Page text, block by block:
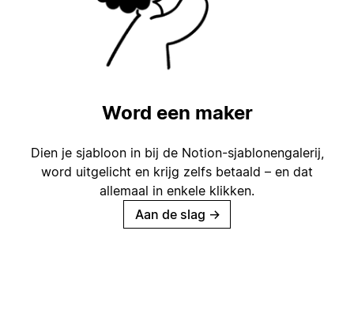
Word een maker
Dien je sjabloon in bij de Notion-sjablonengalerij,
word uitgelicht en krijg zelfs betaald – en dat
allemaal in enkele klikken.
Aan de slag →